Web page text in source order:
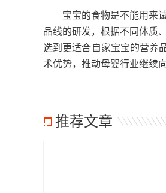
宝宝的食物是不能用来试
品线的研发，根据不同体质
选到更适合自家宝宝的营养
术优势，推动母婴行业继续
推荐文章